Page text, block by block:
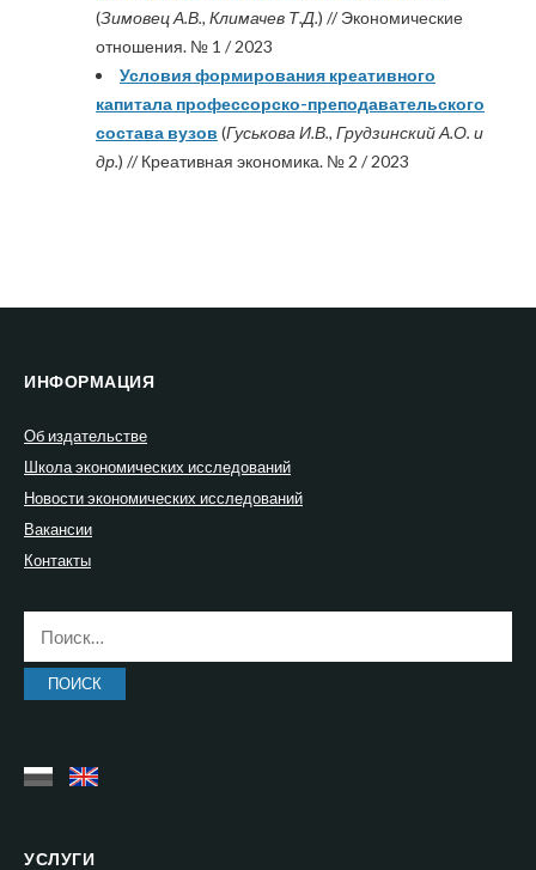
(Зимовец А.В., Климачев Т.Д.) // Экономические
отношения. № 1 / 2023
Условия формирования креативного
капитала профессорско-преподавательского
состава вузов (Гуськова И.В., Грудзинский А.О. и
др.) // Креативная экономика. № 2 / 2023
ИНФОРМАЦИЯ
Об издательстве
Школа экономических исследований
Новости экономических исследований
Вакансии
Контакты
УСЛУГИ